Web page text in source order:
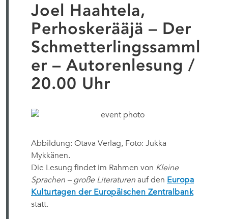
Joel Haahtela,
Perhoskerääjä – Der
Schmetterlingssamml
er – Autorenlesung /
20.00 Uhr
Abbildung: Otava Verlag, Foto: Jukka
Mykkänen.
Die Lesung findet im Rahmen von Kleine
Sprachen – große Literaturen auf den Europa
Kulturtagen der Europäischen Zentralbank
statt.